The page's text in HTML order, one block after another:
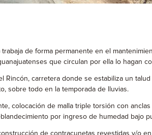
de forma permanente en el
que circulan por ella lo hagan
carretera donde se estabiliza un
sobre todo en la temporada de lluvias.
colocación de malla triple torsión con
por ingreso de humedad bajo
de contracunetas revestidas y/o